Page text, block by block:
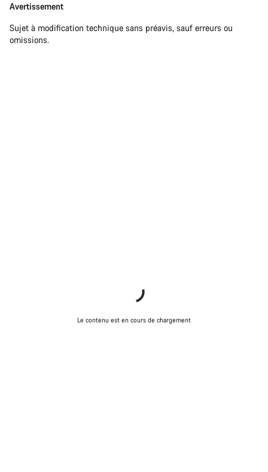
Avertissement
Sujet à modification technique sans préavis, sauf erreurs ou
omissions.
Le contenu est en cours de chargement